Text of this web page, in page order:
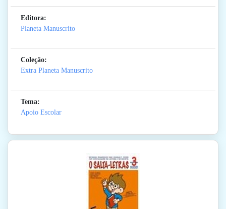
Editora:
Planeta Manuscrito
Coleção:
Extra Planeta Manuscrito
Tema:
Apoio Escolar